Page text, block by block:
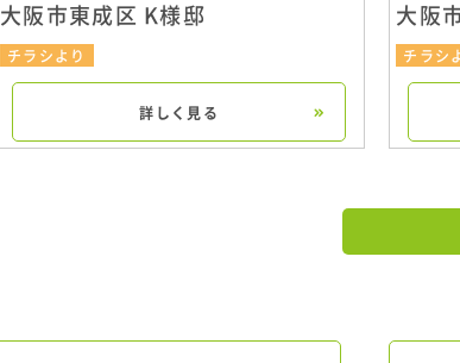
大阪市東成区 K様邸
チラシより
詳しく見る
大阪
チラシ